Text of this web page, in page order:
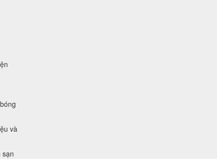
và
sạn